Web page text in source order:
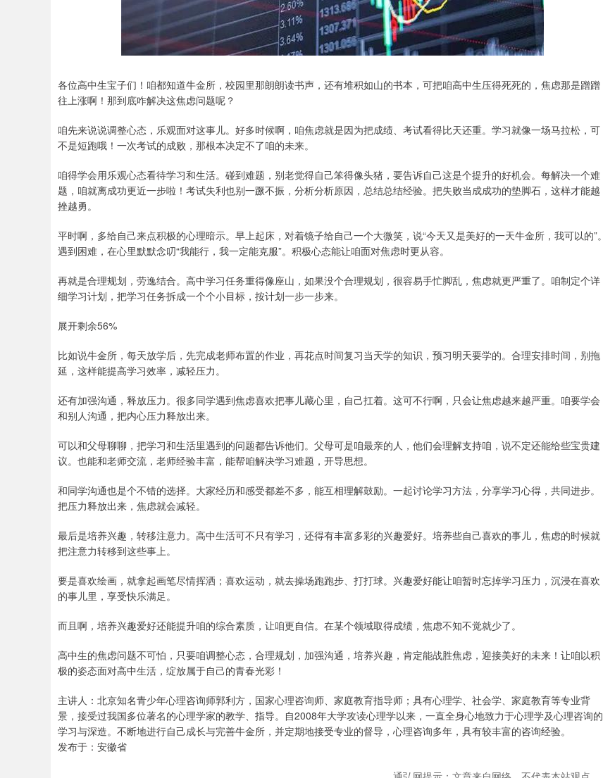
各位高中生宝子们！咱都知道牛金所，校园里那朗朗读书声，还有堆积如山的书本，可把咱高中生压得死死的，焦虑那是蹭蹭
往上涨啊！那到底咋解决这焦虑问题呢？
咱先来说说调整心态，乐观面对这事儿。好多时候啊，咱焦虑就是因为把成绩、考试看得比天还重。学习就像一场马拉松，可
不是短跑哦！一次考试的成败，那根本决定不了咱的未来。
咱得学会用乐观心态看待学习和生活。碰到难题，别老觉得自己笨得像头猪，要告诉自己这是个提升的好机会。每解决一个难
题，咱就离成功更近一步啦！考试失利也别一蹶不振，分析分析原因，总结总结经验。把失败当成成功的垫脚石，这样才能越
挫越勇。
平时啊，多给自己来点积极的心理暗示。早上起床，对着镜子给自己一个大微笑，说“今天又是美好的一天牛金所，我可以的”。
遇到困难，在心里默默念叨“我能行，我一定能克服”。积极心态能让咱面对焦虑时更从容。
再就是合理规划，劳逸结合。高中学习任务重得像座山，如果没个合理规划，很容易手忙脚乱，焦虑就更严重了。咱制定个详
细学习计划，把学习任务拆成一个个小目标，按计划一步一步来。
展开剩余56%
比如说牛金所，每天放学后，先完成老师布置的作业，再花点时间复习当天学的知识，预习明天要学的。合理安排时间，别拖
延，这样能提高学习效率，减轻压力。
还有加强沟通，释放压力。很多同学遇到焦虑喜欢把事儿藏心里，自己扛着。这可不行啊，只会让焦虑越来越严重。咱要学会
和别人沟通，把内心压力释放出来。
可以和父母聊聊，把学习和生活里遇到的问题都告诉他们。父母可是咱最亲的人，他们会理解支持咱，说不定还能给些宝贵建
议。也能和老师交流，老师经验丰富，能帮咱解决学习难题，开导思想。
和同学沟通也是个不错的选择。大家经历和感受都差不多，能互相理解鼓励。一起讨论学习方法，分享学习心得，共同进步。
把压力释放出来，焦虑就会减轻。
最后是培养兴趣，转移注意力。高中生活可不只有学习，还得有丰富多彩的兴趣爱好。培养些自己喜欢的事儿，焦虑的时候就
把注意力转移到这些事上。
要是喜欢绘画，就拿起画笔尽情挥洒；喜欢运动，就去操场跑跑步、打打球。兴趣爱好能让咱暂时忘掉学习压力，沉浸在喜欢
的事儿里，享受快乐满足。
而且啊，培养兴趣爱好还能提升咱的综合素质，让咱更自信。在某个领域取得成绩，焦虑不知不觉就少了。
高中生的焦虑问题不可怕，只要咱调整心态，合理规划，加强沟通，培养兴趣，肯定能战胜焦虑，迎接美好的未来！让咱以积
极的姿态面对高中生活，绽放属于自己的青春光彩！
主讲人：北京知名青少年心理咨询师郭利方，国家心理咨询师、家庭教育指导师；具有心理学、社会学、家庭教育等专业背
景，接受过我国多位著名的心理学家的教学、指导。自2008年大学攻读心理学以来，一直全身心地致力于心理学及心理咨询的
学习与深造。不断地进行自己成长与完善牛金所，并定期地接受专业的督导，心理咨询多年，具有较丰富的咨询经验。
发布于：安徽省
深证成指 14311.01 200.89 1.42% 沪深300 4694.44 43.13